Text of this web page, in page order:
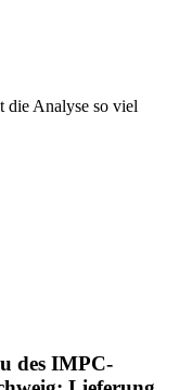
die Analyse so viel
des IMPC-